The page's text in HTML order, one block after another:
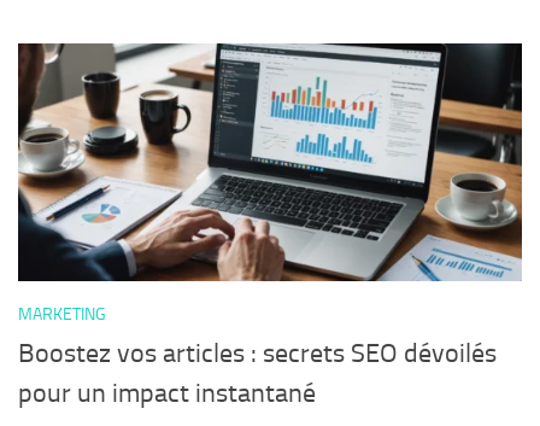
MARKETING
Boostez vos articles : secrets SEO dévoilés
pour un impact instantané